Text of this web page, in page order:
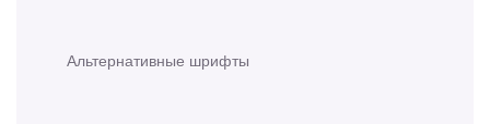
Альтернативные шрифты